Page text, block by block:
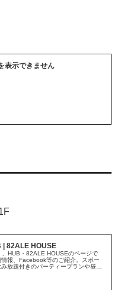
表示できません
| 82ALE HOUSE
、HUB・82ALE HOUSEのページで
報、Facebook等のご紹介。スポー
放題付きのパーティープランや昼飲